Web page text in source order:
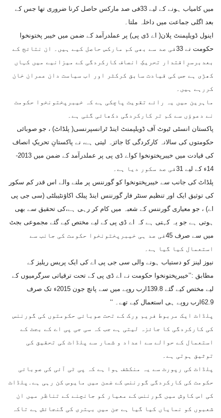
میں کامیاب ہونے کے لیے 33فی صد مارکس حاصل کرنا ضروری تھا جس کے
بعد اگلی جماعت میں داخلہ ملتا۔
اینول ڈویلپمنٹ پلان( اے ڈی پی) پر عملدرآمد کے ضمن میں خیبر پختونخوا
حکومت نے 33فی صد سے بھی کم مارکس حاصل کیے ہیں۔ ان نتائج کے
بعدبرسرِاقتدار تحریکِ انصاف کارکردگی کے میزانیے میں کہاں
کھڑی ہے جس کی قیادت سابق کرکٹر اور اب سیاست دان عمران خان
کررہے ہیں۔
ماہرین میں یہ رائے تقویت پاچکی ہے کہ خیبرپختونخوا حکومت
نے دعوؤں سے کم تر کارکردگی دکھائی گئی ہے۔
پاکستان انسٹی ٹیوٹ آف ڈویلپمنٹ اینڈ ٹرانسپرنسی( پلڈاٹ) ، جو صوبائی
حکومتوں کی سالانہ کارکردگی کا جائزہ لیتی ہے، نے پاکستانِ تحریکِ انصاف
کی قیادت میں خیبرپختونخوا کواے ڈی پی پر عملدرآمد کے ضمن میں 2013-
14ء کے لیے 31فی صد سکور دیا ہے۔
پلڈاٹ کی جانب سے خیبرپختونخوا کو گورننس پر ملنے والے اس قدر کم سکور
کی توثیق ایک اور تنظیم سنٹر فار گورننس اینڈ پبلک اکاؤنٹیبلٹی (سی جی پی
اے) ، جو معیاری گورننس کے شعبہ میں کام کر رہی ہے،کی تحقیق سے بھی
ہوتی ہے جو یہ کہتی ہے کہ اے ڈی پی کے لیے مختص کیے گئے مجموعی بجٹ
میں سے صرف 45فی صد ہی خیبرپختونخوا حکومت کی جانب سے
استعمال کیا گیا ہے۔
نیوز لینز کو دستیاب ہونے والی سی جی پی اے کی ایک پریس ریلیز کے
مطابق :’’خیبرپختونخوا حکومت نے اے ڈی پی کے تحت ترقیاتی سرگرمیوں کے
لیے مختص کیے گئے 139.8ارب روپے میں سے پانچ جون 2015ء تک صرف
62.9ارب روپے ہی استعمال کیے تھے۔ ‘‘
پلڈاٹ ایک مربوط فریم ورک کے تحت صوبائی حکومتوں کی گورننس
کی کارکردگی کا جائزہ لیتی ہے جب کہ سی جی پی اے کے بجٹ کے
استعمال کے حوالے سے اعداد و شمار سے پلڈاٹ کی تحقیق کی
توثیق ہوتی ہے۔
پلڈاٹ کی رپورٹ سے یہ منکشف ہوا ہے کہ پی ٹی آئی کی صوبائی
حکومت کی کارکردگی گورننس کے ضمن میں مایوس کن رہی ہے۔پلڈاٹ
کی اس کاوش میں گورننس کے معیار کو جانچنے کے تناظر میں ان
شعبوں کو نمایاں کیا گیا ہے جن میں بہتری کی گنجائش ہے تاکہ